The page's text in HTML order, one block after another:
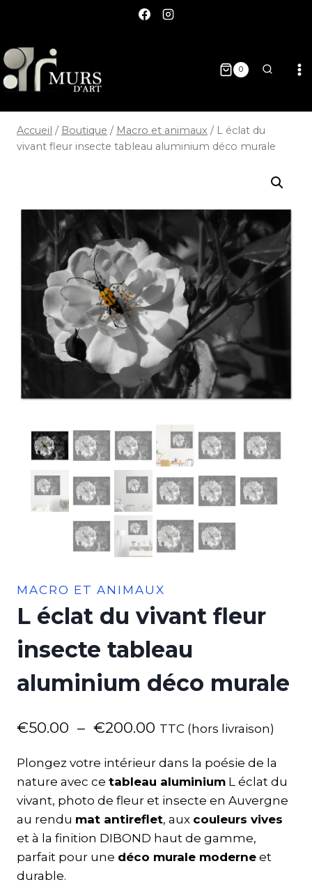
0
Accueil / Boutique / Macro et animaux / L éclat du
vivant fleur insecte tableau aluminium déco murale
MACRO ET ANIMAUX
L éclat du vivant fleur
insecte tableau
aluminium déco murale
€50.00 – €200.00 TTC (hors livraison)
Plongez votre intérieur dans la poésie de la
nature avec ce tableau aluminium L éclat du
vivant, photo de fleur et insecte en Auvergne
au rendu mat antireflet, aux couleurs vives
et à la finition DIBOND haut de gamme,
parfait pour une déco murale moderne et
durable.